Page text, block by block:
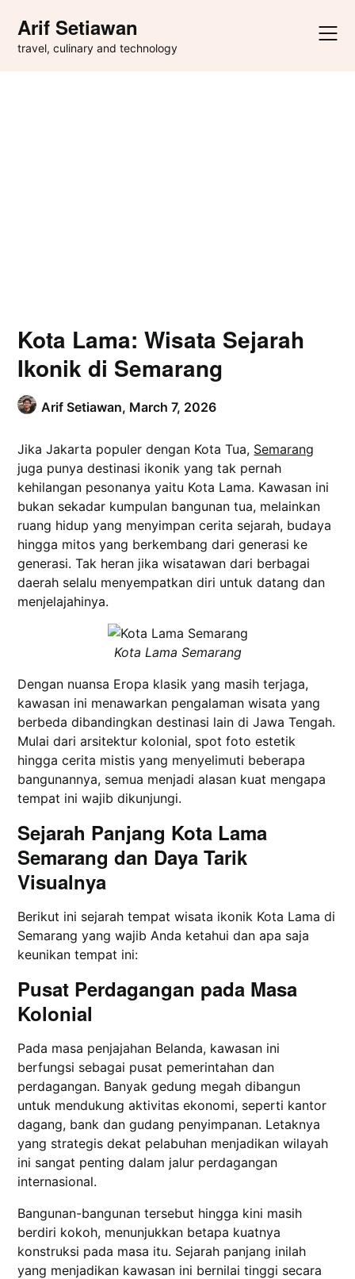
content
Arif Setiawan
travel, culinary and technology
Kota Lama: Wisata Sejarah
Ikonik di Semarang
Arif Setiawan, March 7, 2026
Jika Jakarta populer dengan Kota Tua, Semarang
juga punya destinasi ikonik yang tak pernah
kehilangan pesonanya yaitu Kota Lama. Kawasan ini
bukan sekadar kumpulan bangunan tua, melainkan
ruang hidup yang menyimpan cerita sejarah, budaya
hingga mitos yang berkembang dari generasi ke
generasi. Tak heran jika wisatawan dari berbagai
daerah selalu menyempatkan diri untuk datang dan
menjelajahinya.
Kota Lama Semarang
Dengan nuansa Eropa klasik yang masih terjaga,
kawasan ini menawarkan pengalaman wisata yang
berbeda dibandingkan destinasi lain di Jawa Tengah.
Mulai dari arsitektur kolonial, spot foto estetik
hingga cerita mistis yang menyelimuti beberapa
bangunannya, semua menjadi alasan kuat mengapa
tempat ini wajib dikunjungi.
Sejarah Panjang Kota Lama
Semarang dan Daya Tarik
Visualnya
Berikut ini sejarah tempat wisata ikonik Kota Lama di
Semarang yang wajib Anda ketahui dan apa saja
keunikan tempat ini:
Pusat Perdagangan pada Masa
Kolonial
Pada masa penjajahan Belanda, kawasan ini
berfungsi sebagai pusat pemerintahan dan
perdagangan. Banyak gedung megah dibangun
untuk mendukung aktivitas ekonomi, seperti kantor
dagang, bank dan gudang penyimpanan. Letaknya
yang strategis dekat pelabuhan menjadikan wilayah
ini sangat penting dalam jalur perdagangan
internasional.
Bangunan-bangunan tersebut hingga kini masih
berdiri kokoh, menunjukkan betapa kuatnya
konstruksi pada masa itu. Sejarah panjang inilah
yang menjadikan kawasan ini bernilai tinggi secara